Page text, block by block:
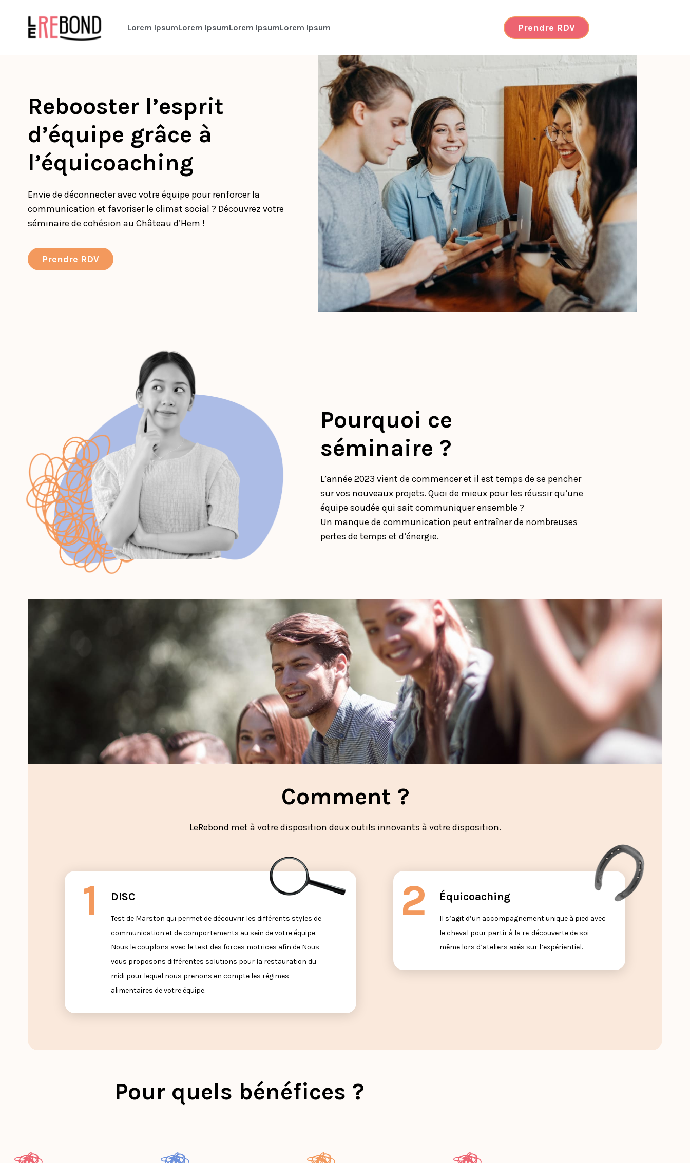
Lorem IpsumLorem IpsumLorem IpsumLorem Ipsum Prendre RDV
Rebooster l’esprit
d’équipe grâce à
l’équicoaching
Envie de déconnecter avec votre équipe pour renforcer la
communication et favoriser le climat social ? Découvrez votre
séminaire de cohésion au Château d’Hem !
Prendre RDV
Pourquoi ce
séminaire ?
L’année 2023 vient de commencer et il est temps de se pencher
sur vos nouveaux projets. Quoi de mieux pour les réussir qu’une
équipe soudée qui sait communiquer ensemble ?
Un manque de communication peut entraîner de nombreuses
pertes de temps et d’énergie.
Comment ?
LeRebond met à votre disposition deux outils innovants à votre disposition.
DISC
Test de Marston qui permet de découvrir les différents styles de
communication et de comportements au sein de votre équipe.
Nous le couplons avec le test des forces motrices afin de Nous
vous proposons différentes solutions pour la restauration du
midi pour lequel nous prenons en compte les régimes
alimentaires de votre équipe.
Équicoaching
Il s’agit d’un accompagnement unique à pied avec
le cheval pour partir à la re-découverte de soi-
même lors d’ateliers axés sur l’expérientiel.
Pour quels bénéfices ?